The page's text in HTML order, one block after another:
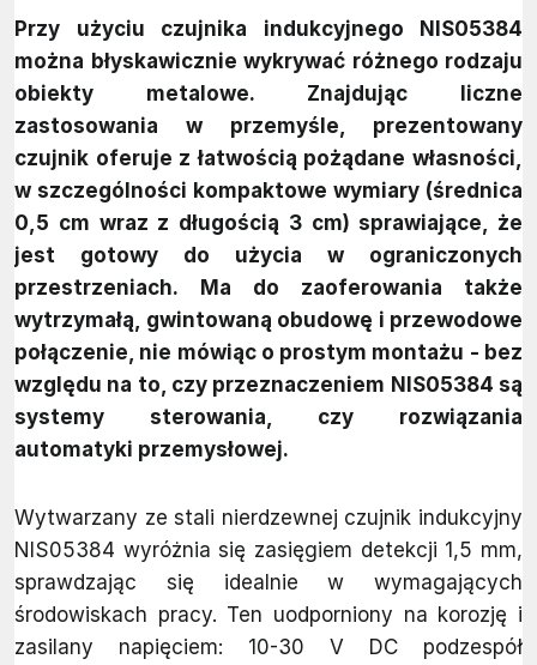
Przy użyciu czujnika indukcyjnego NIS05384
można błyskawicznie wykrywać różnego rodzaju
obiekty metalowe. Znajdując liczne
zastosowania w przemyśle, prezentowany
czujnik oferuje z łatwością pożądane własności,
w szczególności kompaktowe wymiary (średnica
0,5 cm wraz z długością 3 cm) sprawiające, że
jest gotowy do użycia w ograniczonych
przestrzeniach. Ma do zaoferowania także
wytrzymałą, gwintowaną obudowę i przewodowe
połączenie, nie mówiąc o prostym montażu - bez
względu na to, czy przeznaczeniem NIS05384 są
systemy sterowania, czy rozwiązania
automatyki przemysłowej.
Wytwarzany ze stali nierdzewnej czujnik indukcyjny
NIS05384 wyróżnia się zasięgiem detekcji 1,5 mm,
sprawdzając się idealnie w wymagających
środowiskach pracy. Ten uodporniony na korozję i
zasilany napięciem: 10-30 V DC podzespół